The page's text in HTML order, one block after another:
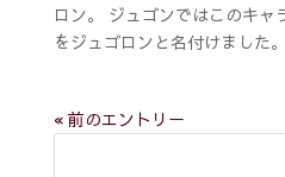
ロン。 ジュゴンではこのキャ
をジュゴロンと名付けました
« 前のエントリー